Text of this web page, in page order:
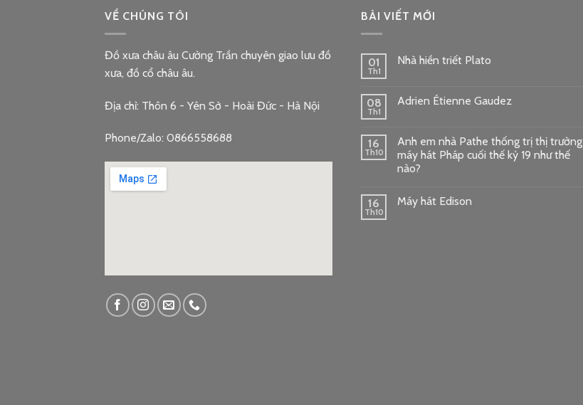
VỀ CHÚNG TÔI
Đồ xưa châu âu Cường Trần chuyên giao lưu đồ
xưa, đồ cổ châu âu.
Địa chỉ: Thôn 6 - Yên Sở - Hoài Đức - Hà Nội
Phone/Zalo: 0866558688
BÀI VIẾT MỚI
01
Th1
Nhà hiền triết Plato
08
Th1
Adrien Étienne Gaudez
16
Th10
Anh em nhà Pathe thống trị thị trường
máy hát Pháp cuối thế kỷ 19 như thế
nào?
16
Th10
Máy hát Edison